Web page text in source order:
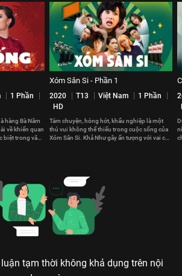
1 Phần
hàng Bà Năm
về khiến quan
biệt trong văn
Xóm Sân Si - Phần 1
2020 T13 Việt Nam
1 Phần
HD
Tám chuyện, hóng hớt, khẩu nghiệp là một
thú vui không thể thiếu trong cuộc sống của
Xóm Sân Si. Khả Như gây ấn tượng với vai chị
tạm thời không khả dụng trên nội